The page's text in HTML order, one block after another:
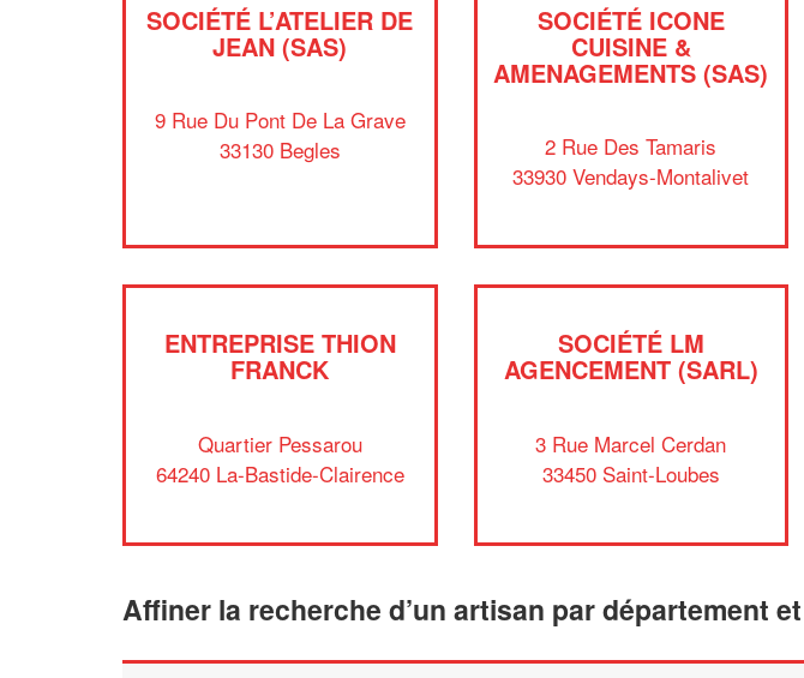
SOCIÉTÉ L’ATELIER DE
JEAN (SAS)
9 Rue Du Pont De La Grave
33130 Begles
SOCIÉTÉ ICONE
CUISINE &
AMENAGEMENTS (SAS)
2 Rue Des Tamaris
33930 Vendays-Montalivet
ENTREPRISE THION
FRANCK
Quartier Pessarou
64240 La-Bastide-Clairence
SOCIÉTÉ LM
AGENCEMENT (SARL)
3 Rue Marcel Cerdan
33450 Saint-Loubes
Affiner la recherche d’un artisan par département